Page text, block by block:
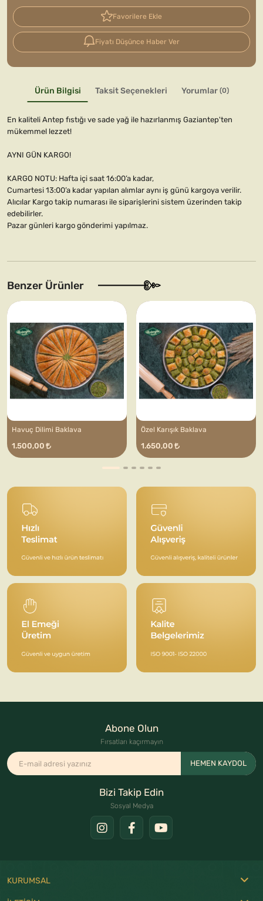
Favorilere Ekle
Fiyatı Düşünce Haber Ver
Ürün Bilgisi Taksit Seçenekleri Yorumlar (0)
En kaliteli Antep fıstığı ve sade yağ ile hazırlanmış Gaziantep'ten
mükemmel lezzet!
AYNI GÜN KARGO!
KARGO NOTU: Hafta içi saat 16:00’a kadar,
Cumartesi 13:00’a kadar yapılan alımlar aynı iş günü kargoya verilir.
Alıcılar Kargo takip numarası ile siparişlerini sistem üzerinden takip
edebilirler.
Pazar günleri kargo gönderimi yapılmaz.
Benzer Ürünler
Havuç Dilimi Baklava
1.500,00
Özel Karışık Baklava
1.650,00
Abone Olun
Fırsatları kaçırmayın
HEMEN KAYDOL
Bizi Takip Edin
Sosyal Medya
KURUMSAL